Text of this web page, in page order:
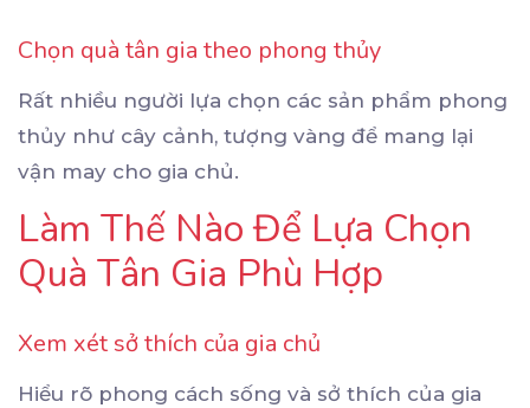
Chọn quà tân gia theo phong thủy
Rất nhiều người lựa chọn các sản phẩm phong
thủy như cây cảnh, tượng vàng để mang lại
vận may cho gia chủ.
Làm Thế Nào Để Lựa Chọn
Quà Tân Gia Phù Hợp
Xem xét sở thích của gia chủ
Hiểu rõ phong cách sống và sở thích của gia